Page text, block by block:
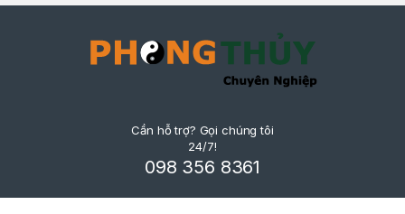
Cần hỗ trợ? Gọi chúng tôi
24/7!
098 356 8361